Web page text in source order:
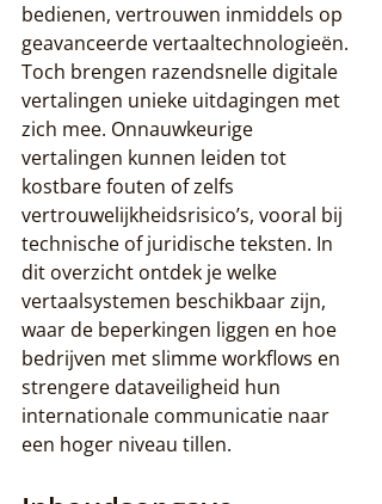
bedienen, vertrouwen inmiddels op
geavanceerde vertaaltechnologieën.
Toch brengen razendsnelle digitale
vertalingen unieke uitdagingen met
zich mee. Onnauwkeurige
vertalingen kunnen leiden tot
kostbare fouten of zelfs
vertrouwelijkheidsrisico’s, vooral bij
technische of juridische teksten. In
dit overzicht ontdek je welke
vertaalsystemen beschikbaar zijn,
waar de beperkingen liggen en hoe
bedrijven met slimme workflows en
strengere dataveiligheid hun
internationale communicatie naar
een hoger niveau tillen.